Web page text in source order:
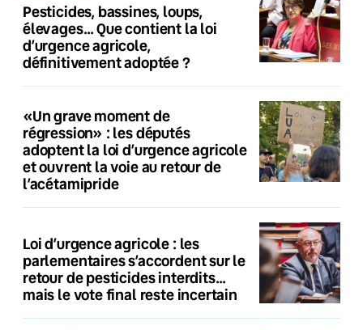
Pesticides, bassines, loups,
élevages… Que contient la loi
d’urgence agricole,
définitivement adoptée ?
«Un grave moment de
régression» : les députés
adoptent la loi d’urgence agricole
et ouvrent la voie au retour de
l’acétamipride
Loi d’urgence agricole : les
parlementaires s’accordent sur le
retour de pesticides interdits…
mais le vote final reste incertain